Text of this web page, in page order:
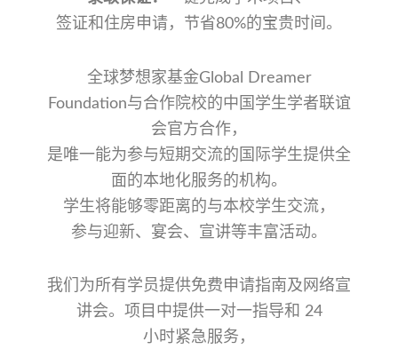
签证和住房申请，节省80%的宝贵时间。
全球梦想家基金Global Dreamer
Foundation与合作院校的中国学生学者联谊
会官方合作，
是唯一能为参与短期交流的国际学生提供全
面的本地化服务的机构。
学生将能够零距离的与本校学生交流，
参与迎新、宴会、宣讲等丰富活动。
我们为所有学员提供免费申请指南及网络宣
讲会。项目中提供一对一指导和 24
小时紧急服务，